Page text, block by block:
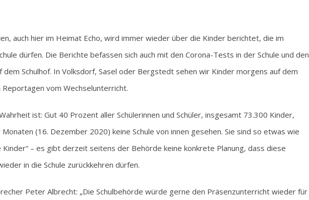
auch hier im Heimat Echo, wird immer wieder über die Kinder berichtet, die im
dürfen. Die Berichte befassen sich auch mit den Corona-Tests in der Schule und den
dem Schulhof. In Volksdorf, Sasel oder Bergstedt sehen wir Kinder morgens auf dem
Reportagen vom Wechselunterricht.
ist: Gut 40 Prozent aller Schülerinnen und Schüler, insgesamt 73.300 Kinder,
(16. Dezember 2020) keine Schule von innen gesehen. Sie sind so etwas wie
– es gibt derzeit seitens der Behörde keine konkrete Planung, dass diese
in die Schule zurückkehren dürfen.
Peter Albrecht: „Die Schulbehörde würde gerne den Präsenzunterricht wieder für